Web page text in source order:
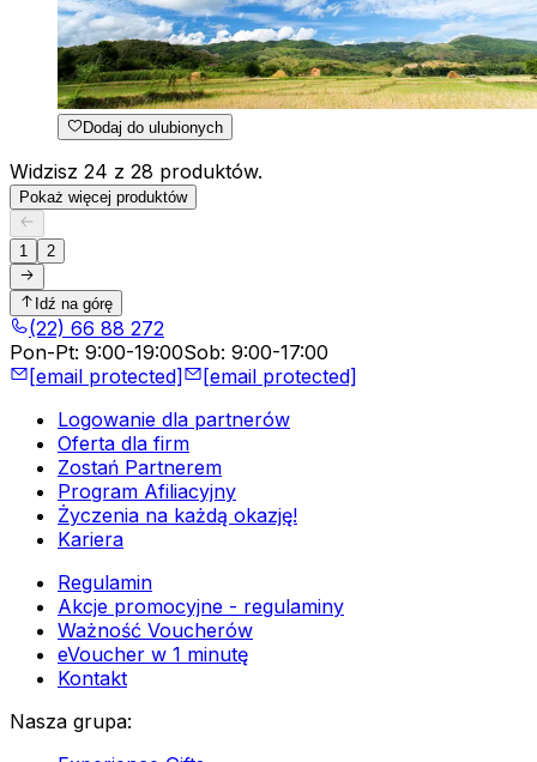
Dodaj do ulubionych
Widzisz 24 z 28 produktów.
Pokaż więcej produktów
1 2
Idź na górę
(22) 66 88 272
Pon-Pt: 9:00-19:00Sob: 9:00-17:00
[email protected]
[email protected]
Logowanie dla partnerów
Oferta dla firm
Zostań Partnerem
Program Afiliacyjny
Życzenia na każdą okazję!
Kariera
Regulamin
Akcje promocyjne - regulaminy
Ważność Voucherów
eVoucher w 1 minutę
Kontakt
Nasza grupa: